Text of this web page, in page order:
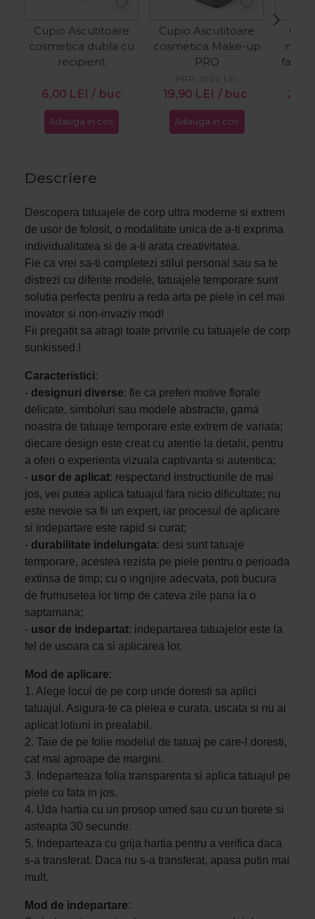
Cupio Ascutitoare
cosmetica dubla cu
recipient
6,00 LEI / buc
Adauga in cos
Cupio Ascutitoare
cosmetica Make-up
PRO
19,90 LEI / buc
PRP: 20,00 LEI
Adauga in cos
fata
Descriere
Descopera tatuajele de corp ultra moderne si extrem
de usor de folosit, o modalitate unica de a-ti exprima
individualitatea si de a-ti arata creativitatea.
Fie ca vrei sa-ti completezi stilul personal sau sa te
distrezi cu diferite modele, tatuajele temporare sunt
solutia perfecta pentru a reda arta pe piele in cel mai
inovator si non-invaziv mod!
Fii pregatit sa atragi toate privirile cu tatuajele de corp
sunkissed.!
Caracteristici:
- designuri diverse: fie ca preferi motive florale
delicate, simboluri sau modele abstracte, gama
noastra de tatuaje temporare este extrem de variata;
diecare design este creat cu atentie la detalii, pentru
a oferi o experienta vizuala captivanta si autentica;
- usor de aplicat: respectand instructiunile de mai
jos, vei putea aplica tatuajul fara nicio dificultate; nu
este nevoie sa fii un expert, iar procesul de aplicare
si indepartare este rapid si curat;
- durabilitate indelungata: desi sunt tatuaje
temporare, acestea rezista pe piele pentru o perioada
extinsa de timp; cu o ingrijire adecvata, poti bucura
de frumusetea lor timp de cateva zile pana la o
saptamana;
- usor de indepartat: indepartarea tatuajelor este la
fel de usoara ca si aplicarea lor.
Mod de aplicare:
1. Alege locul de pe corp unde doresti sa aplici
tatuajul. Asigura-te ca pielea e curata, uscata si nu ai
aplicat lotiuni in prealabil.
2. Taie de pe folie modelul de tatuaj pe care-l doresti,
cat mai aproape de margini.
3. Indeparteaza folia transparenta si aplica tatuajul pe
piele cu fata in jos.
4. Uda hartia cu un prosop umed sau cu un burete si
asteapta 30 secunde.
5. Indeparteaza cu grija hartia pentru a verifica daca
s-a transferat. Daca nu s-a transferat, apasa putin mai
mult.
Mod de indepartare: